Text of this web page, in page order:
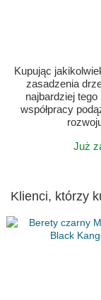
Kupując
zasadzenia
najbardziej
współpracy
Już
Klienci, którzy